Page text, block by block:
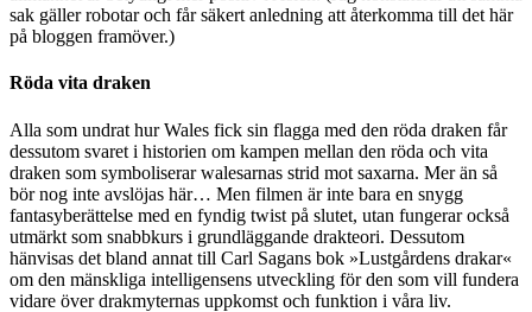
sak gäller robotar och får säkert anledning att återkomma till det här
på bloggen framöver.)
Röda vita draken
Alla som undrat hur Wales fick sin flagga med den röda draken får
dessutom svaret i historien om kampen mellan den röda och vita
draken som symboliserar walesarnas strid mot saxarna. Mer än så
bör nog inte avslöjas här… Men filmen är inte bara en snygg
fantasyberättelse med en fyndig twist på slutet, utan fungerar också
utmärkt som snabbkurs i grundläggande drakteori. Dessutom
hänvisas det bland annat till Carl Sagans bok »Lustgårdens drakar«
om den mänskliga intelligensens utveckling för den som vill fundera
vidare över drakmyternas uppkomst och funktion i våra liv.